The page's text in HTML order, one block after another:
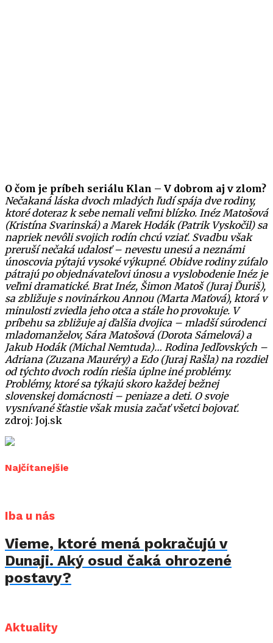
O čom je príbeh seriálu Klan – V dobrom aj v zlom?
Nečakaná láska dvoch mladých ľudí spája dve rodiny,
ktoré doteraz k sebe nemali veľmi blízko. Inéz Matošová
(Kristína Svarinská) a Marek Hodák (Patrik Vyskočil) sa
napriek nevôli svojich rodín chcú vziať. Svadbu však
preruší nečaká udalosť – nevestu unesú a neznámi
únoscovia pýtajú vysoké výkupné. Obidve rodiny zúfalo
pátrajú po objednávateľovi únosu a vyslobodenie Inéz je
veľmi dramatické. Brat Inéz, Šimon Matoš (Juraj Ďuriš),
sa zbližuje s novinárkou Annou (Marta Maťová), ktorá v
minulosti zviedla jeho otca a stále ho provokuje. V
príbehu sa zbližuje aj ďalšia dvojica – mladší súrodenci
mladomanželov, Sára Matošová (Dorota Sámelová) a
Jakub Hodák (Michal Nemtuda)… Rodina Jedľovských –
Adriana (Zuzana Mauréry) a Edo (Juraj Rašla) na rozdiel
od týchto dvoch rodín riešia úplne iné problémy.
Problémy, ktoré sa týkajú skoro každej bežnej
slovenskej domácnosti – peniaze a deti. O svoje
vysnívané šťastie však musia začať všetci bojovať.
zdroj: Joj.sk
Najčítanejšie
Iba u nás
Vieme, ktoré mená pokračujú v
Dunaji. Aký osud čaká ohrozené
postavy?
Aktuality